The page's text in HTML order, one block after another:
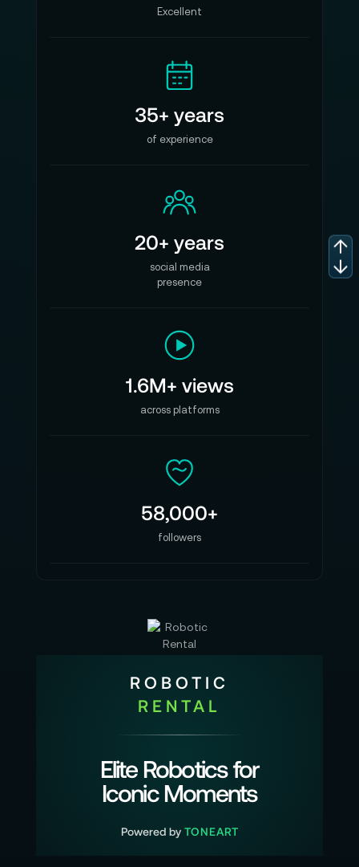
Excellent
35+ years
of experience
20+ years
social media
presence
1.6M+ views
across platforms
58,000+
followers
ROBOTIC
RENTAL
Elite Robotics for
Iconic Moments
Powered by TONEART